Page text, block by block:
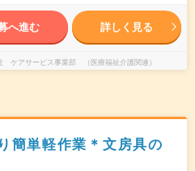
へ進む 詳しく見る
ケアサービス事業部 （医療福祉介護関連）
簡単軽作業＊文房具の